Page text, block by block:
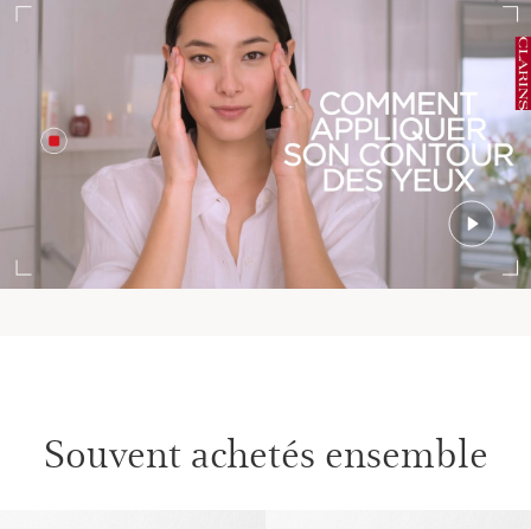
Souvent achetés ensemble